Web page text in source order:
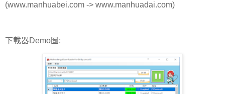
(www.manhuabei.com -> www.manhuadai.com)
下載器Demo圖: